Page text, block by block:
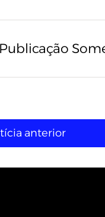
Publicação
anterior